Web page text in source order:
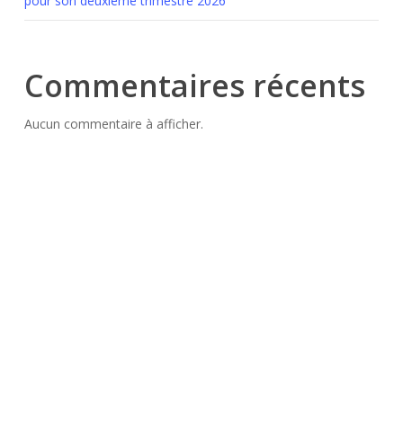
Commentaires récents
Aucun commentaire à afficher.